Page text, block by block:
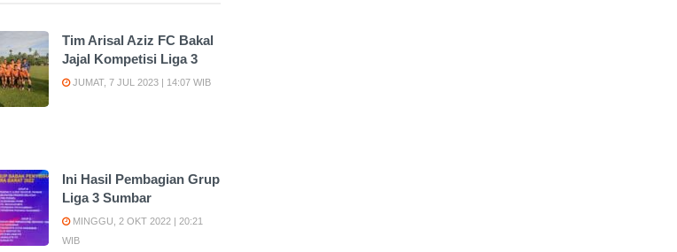
Tim Arisal Aziz FC Bakal
Jajal Kompetisi Liga 3
JUMAT, 7 JUL 2023 | 14:07 WIB
Ini Hasil Pembagian Grup
Liga 3 Sumbar
MINGGU, 2 OKT 2022 | 20:21
WIB